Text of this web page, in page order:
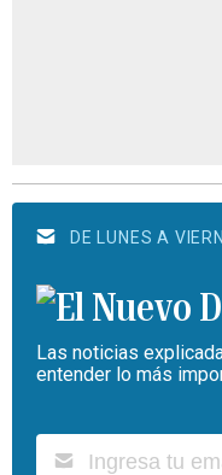
DE LUNES A
Las noticias
entender lo más